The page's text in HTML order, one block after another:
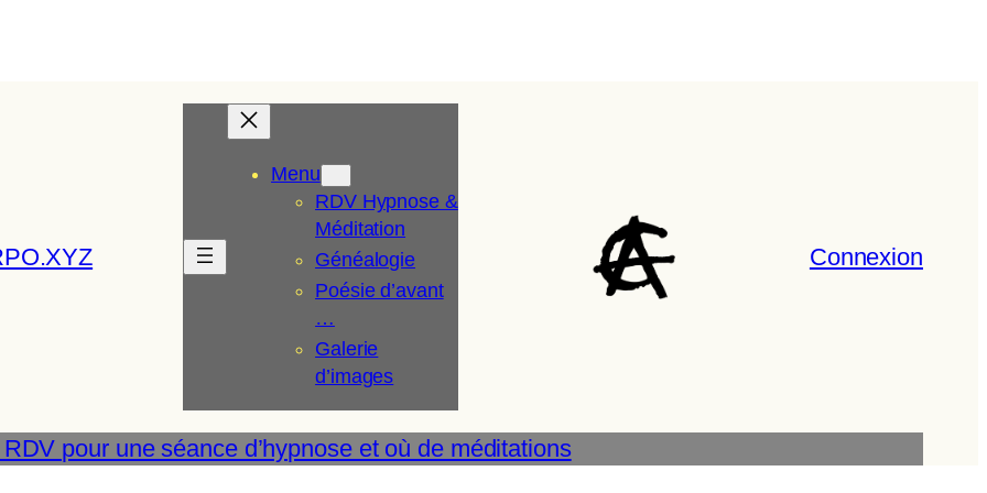
Menu
RDV Hypnose &
Méditation
Généalogie
Poésie d’avant
…
Galerie
d’images
Connexion
pour une séance d’hypnose et où de méditations